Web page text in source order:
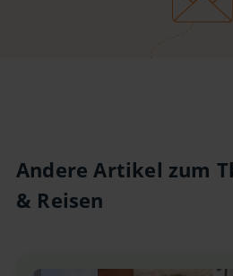
Andere Artikel zum
& Reisen